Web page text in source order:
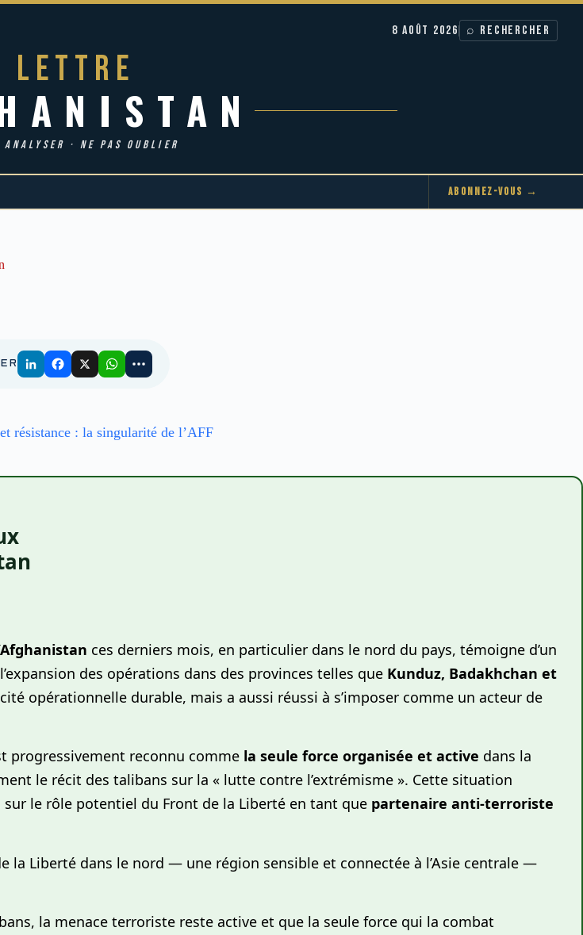
8 AOÛT 2026 ⌕ RECHERCHER
LETTRE
ANALYSER · NE PAS OUBLIER
ABONNEZ-VOUS →
résistance : la singularité de l’AFF
ces derniers mois, en particulier dans le nord du pays, témoigne d’un
des opérations dans des provinces telles que Kunduz, Badakhchan et
opérationnelle durable, mais a aussi réussi à s’imposer comme un acteur de
progressivement reconnu comme la seule force organisée et active dans la
le récit des talibans sur la « lutte contre l’extrémisme ». Cette situation
le rôle potentiel du Front de la Liberté en tant que partenaire anti-terroriste
Liberté dans le nord — une région sensible et connectée à l’Asie centrale —
la menace terroriste reste active et que la seule force qui la combat